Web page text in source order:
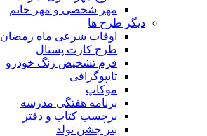
مهر شخصی و مهر خاتم
دیگر طرح ها
اوقات شرعی ماه رمضان
طرح کارت پستال
فرم تشخیص رنگ خودرو
تایپوگرافی
موکاپ
برنامه هفتگی مدرسه
برچسب کتاب و دفتر
بنر جشن تولد